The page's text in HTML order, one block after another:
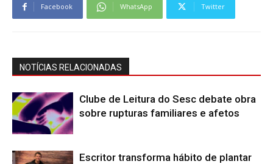
Facebook WhatsApp Twitter
NOTÍCIAS RELACIONADAS
Clube de Leitura do Sesc debate obra
sobre rupturas familiares e afetos
Escritor transforma hábito de plantar